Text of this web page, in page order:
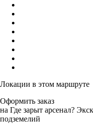
Локации в этом маршруте
Оформить заказ
на Где зарыт арсенал?
подземелий